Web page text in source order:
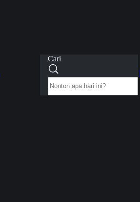
Cari